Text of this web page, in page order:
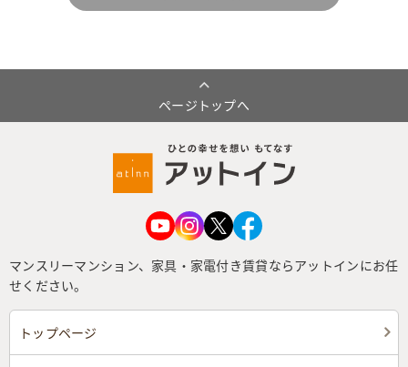
ページトップへ
マンスリーマンション、家具・家電付き賃貸ならアットインにお任
せください。
トップページ